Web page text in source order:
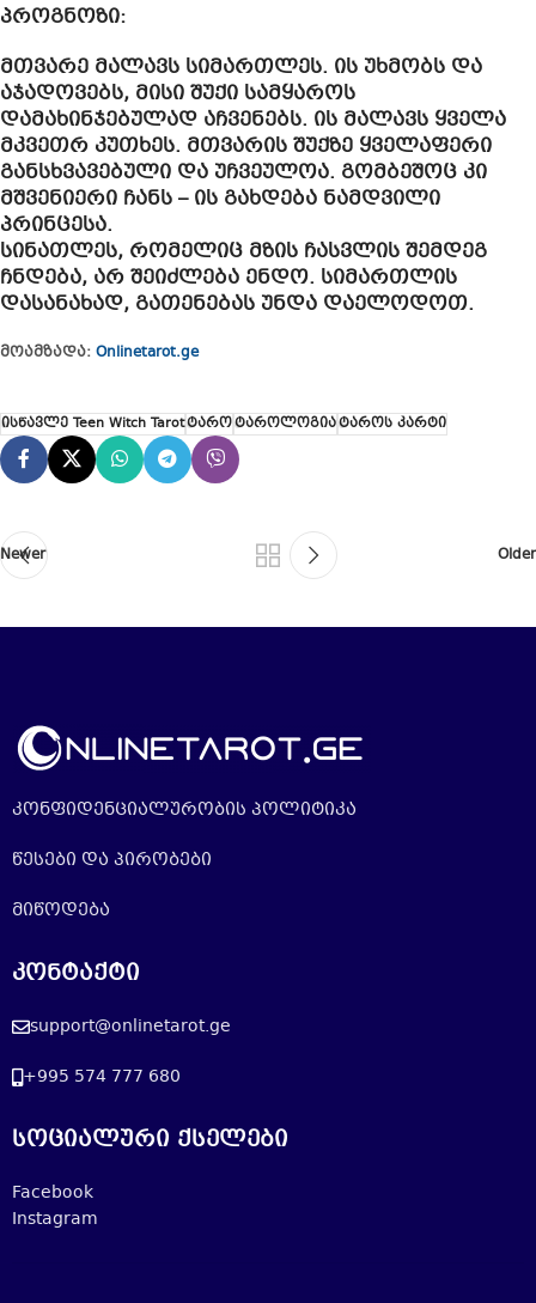
პროგნოზი:
მთვარე მალავს სიმართლეს. ის უხმობს და
აჯადოვებს, მისი შუქი სამყაროს
დამახინჯებულად აჩვენებს. ის მალავს ყველა
მკვეთრ კუთხეს. მთვარის შუქზე ყველაფერი
განსხვავებული და უჩვეულოა. გომბეშოც კი
მშვენიერი ჩანს – ის გახდება ნამდვილი
პრინცესა.
სინათლეს, რომელიც მზის ჩასვლის შემდეგ
ჩნდება, არ შეიძლება ენდო. სიმართლის
დასანახად, გათენებას უნდა დაელოდოთ.
მოამზადა: Onlinetarot.ge
ისწავლე Teen Witch Tarotტაროტაროლოგიატაროს კარტი
Newer Older
კონფიდენციალურობის პოლიტიკა
წესები და პირობები
მიწოდება
კონტაქტი
support@onlinetarot.ge
+995 574 777 680
სოციალური ქსელები
Facebook
Instagram